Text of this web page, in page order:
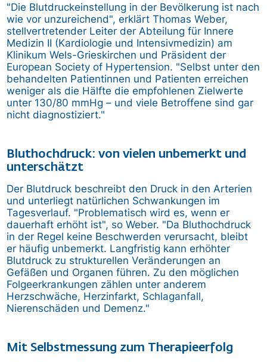
"Die Blutdruckeinstellung in der Bevölkerung ist nach
wie vor unzureichend", erklärt Thomas Weber,
stellvertretender Leiter der Abteilung für Innere
Medizin II (Kardiologie und Intensivmedizin) am
Klinikum Wels-Grieskirchen und Präsident der
European Society of Hypertension. "Selbst unter den
behandelten Patientinnen und Patienten erreichen
weniger als die Hälfte die empfohlenen Zielwerte
unter 130/80 mmHg – und viele Betroffene sind gar
nicht diagnostiziert."
Bluthochdruck: von vielen unbemerkt und
unterschätzt
Der Blutdruck beschreibt den Druck in den Arterien
und unterliegt natürlichen Schwankungen im
Tagesverlauf. "Problematisch wird es, wenn er
dauerhaft erhöht ist", so Weber. "Da Bluthochdruck
in der Regel keine Beschwerden verursacht, bleibt
er häufig unbemerkt. Langfristig kann erhöhter
Blutdruck zu strukturellen Veränderungen an
Gefäßen und Organen führen. Zu den möglichen
Folgeerkrankungen zählen unter anderem
Herzschwäche, Herzinfarkt, Schlaganfall,
Nierenschäden und Demenz."
Mit Selbstmessung zum Therapieerfolg